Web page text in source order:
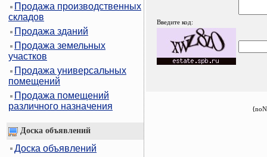
Продажа производственных
складов
Продажа зданий
Продажа земельных
участков
Продажа универсальных
помещений
Продажа помещений
различного назначения
Доска объявлений
Доска объявлений
Введите код: